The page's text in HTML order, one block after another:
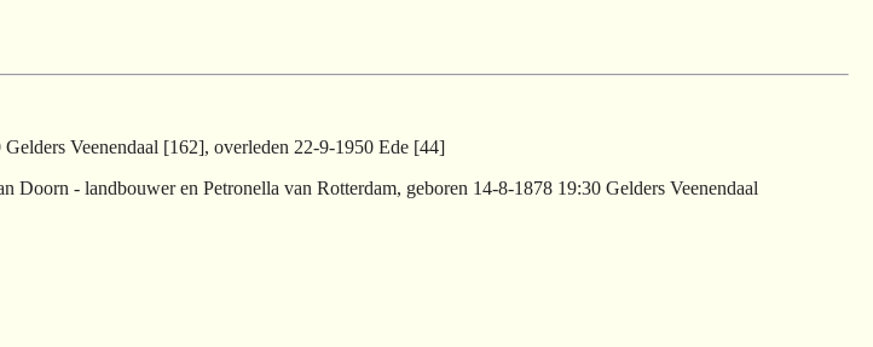
Veenendaal [162], overleden 22-9-1950 Ede [44]
Doorn - landbouwer en Petronella van Rotterdam, geboren 14-8-1878 19:30 Gelders Veenendaal